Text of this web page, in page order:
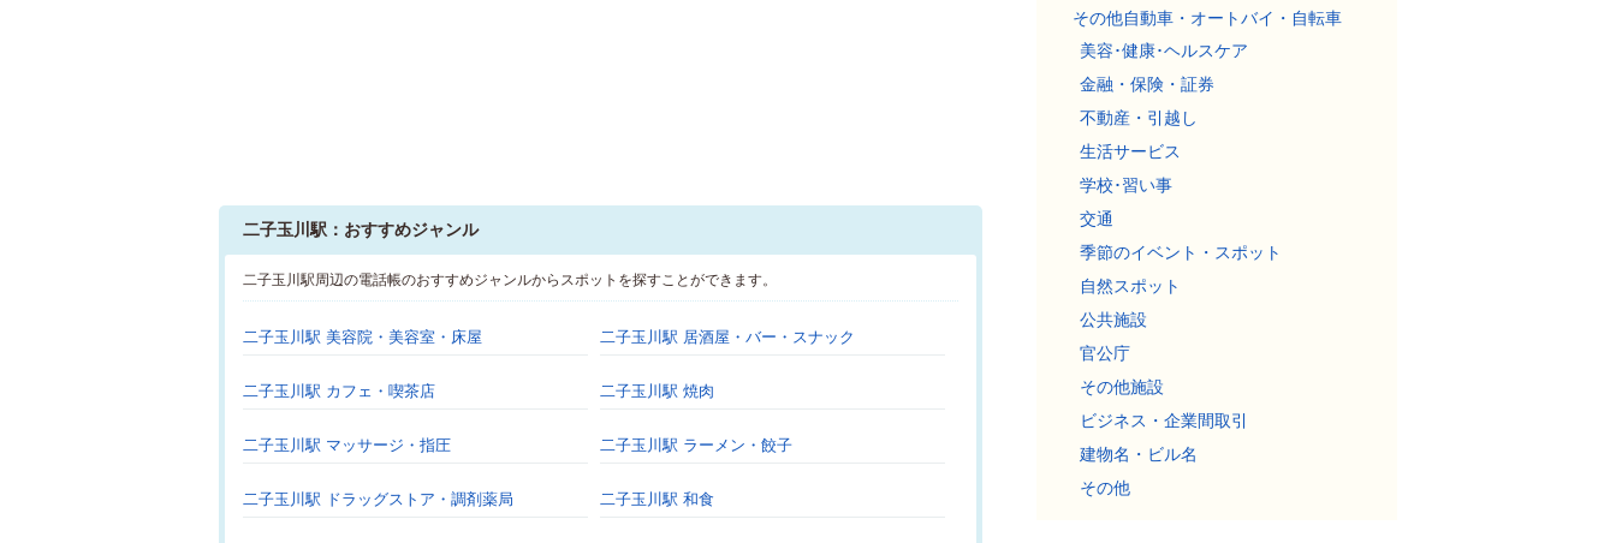
二子玉川駅：おすすめジャンル
二子玉川駅周辺の電話帳のおすすめジャンルからスポットを探すことができます。
二子玉川駅 美容院・美容室・床屋 二子玉川駅 居酒屋・バー・スナック
二子玉川駅 カフェ・喫茶店 二子玉川駅 焼肉
二子玉川駅 マッサージ・指圧 二子玉川駅 ラーメン・餃子
二子玉川駅 ドラッグストア・調剤薬局 二子玉川駅 和食
その他自動車・オートバイ・自転車
美容･健康･ヘルスケア
金融・保険・証券
不動産・引越し
生活サービス
学校･習い事
交通
季節のイベント・スポット
自然スポット
公共施設
官公庁
その他施設
ビジネス・企業間取引
建物名・ビル名
その他